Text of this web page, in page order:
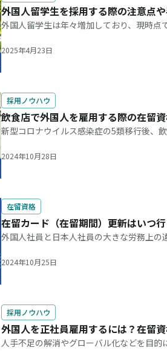
外国人留学生を採用する際の注意点
外国人留学生は年々増加しており、現時
就職するケースが増えてきました。自社で
「何に注意すればいいのか」
2025年4月23日
採用ノウハウ
飲食店で外国人を雇用する際の在留
新型コロナウイルス感染症の5類移行後、
飲食店が少なくありません。
2024年10月28日
在留資格
在留カード（在留期間）更新はいつ
外国人社員と日本人社員の大きな労務上
期限が近づいた際は更新手続き
2024年10月25日
採用ノウハウ
外国人を正社員雇用するには？在留
人手不足の解消やグローバル化などを目